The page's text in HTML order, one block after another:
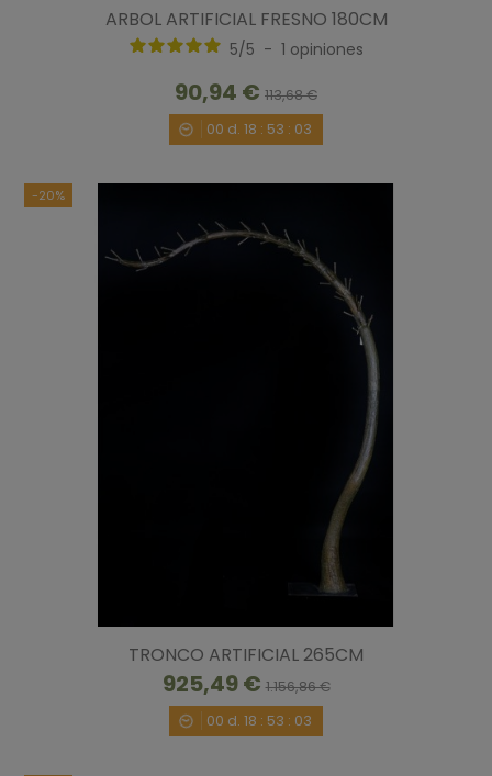
ARBOL ARTIFICIAL FRESNO 180CM
5/5 - 1 opiniones
90,94 € 113,68 €
00 d. 18 : 53 : 02
-20%
TRONCO ARTIFICIAL 265CM
925,49 €1.156,86 €
00 d. 18 : 53 : 02